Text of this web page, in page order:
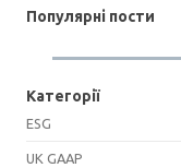
Популярні пости
Категорії
ESG
UK GAAP